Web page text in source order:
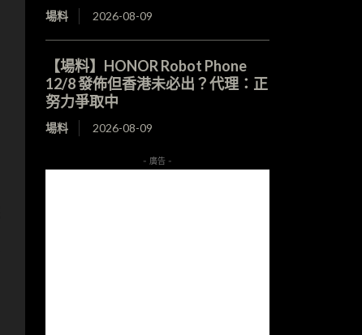
場料 2026-08-09
【場料】HONOR Robot Phone
12/8 發佈但香港未必出？代理：正
努力爭取中
場料 2026-08-09
- 廣告 -